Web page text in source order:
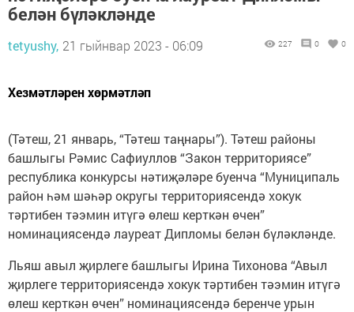
белән бүләкләнде
tetyushy, 21 гыйнвар 2023 - 06:09 227 0 0
Хезмәтләрен хөрмәтләп
(Тәтеш, 21 январь, “Тәтеш таңнары”). Тәтеш районы
башлыгы Рәмис Сафиуллов “Закон территориясе”
республика конкурсы нәтиҗәләре буенча “Муниципаль
район һәм шәһәр округы территориясендә хокук
тәртибен тәэмин итүгә өлеш керткән өчен”
номинациясендә лауреат Дипломы белән бүләкләнде.
Льяш авыл җирлеге башлыгы Ирина Тихонова “Авыл
җирлеге территориясендә хокук тәртибен тәэмин итүгә
өлеш керткән өчен” номинациясендә беренче урын